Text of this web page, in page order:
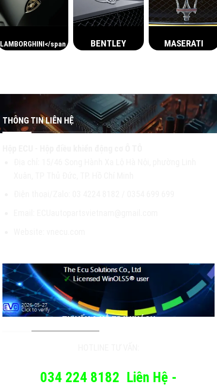
LAMBORGHINI</span BENTLEY MASERATI
THÔNG TIN LIÊN HỆ
TƯ VẤN & HỖ TRỢ KHÁCH
034 224 8182 Liên Hệ -